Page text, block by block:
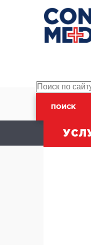
ПОИСК
Абдоминальная